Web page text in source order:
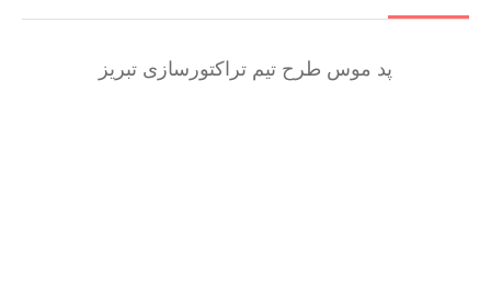
پد موس طرح تیم تراکتورسازی تبریز